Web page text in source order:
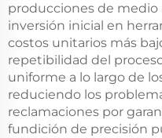
producciones de medio
inversión inicial en
costos unitarios más
repetibilidad del
uniforme a lo largo de
reduciendo los
reclamaciones por
fundición de precisión